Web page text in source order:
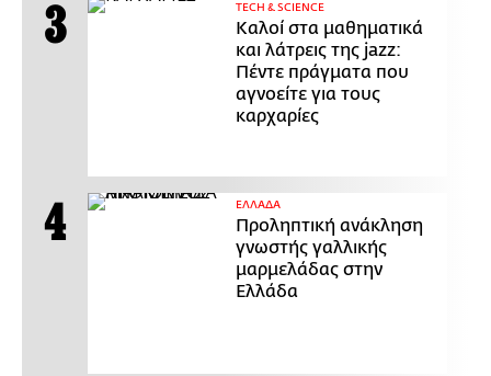
ΤECH & SCIENCE
Καλοί στα μαθηματικά
και λάτρεις της jazz:
Πέντε πράγματα που
αγνοείτε για τους
καρχαρίες
ΕΛΛΑΔΑ
Προληπτική ανάκληση
γνωστής γαλλικής
μαρμελάδας στην
Ελλάδα